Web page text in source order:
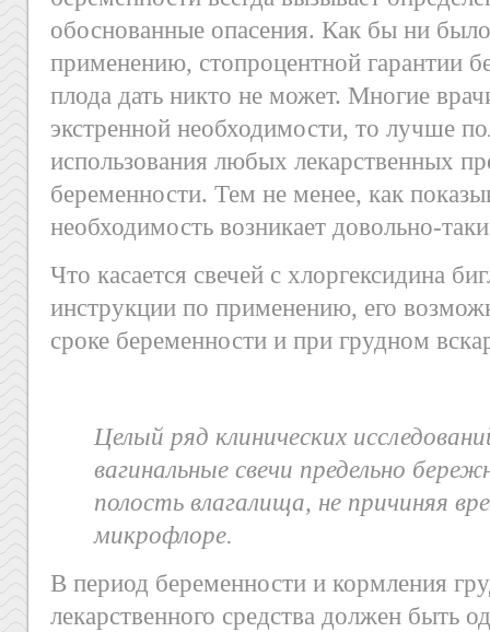
обоснованные опасения. Как бы ни
применению, стопроцентной гарантии
плода дать никто не может. Многие
экстренной необходимости, то лучше
использования любых лекарственных
беременности. Тем не менее, как
необходимость возникает довольно-
Что касается свечей с хлоргексидина
инструкции по применению, его
сроке беременности и при грудном
Целый ряд клинических
вагинальные свечи предельно
полость влагалища, не причиняя
микрофлоре.
В период беременности и кормления
лекарственного средства должен быть